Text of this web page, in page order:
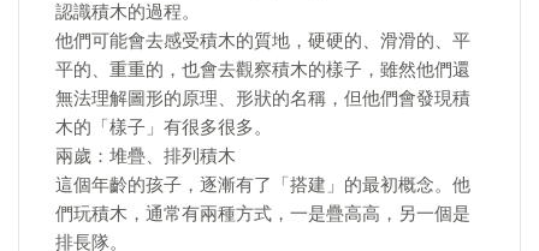
認識積木的過程。
他們可能會去感受積木的質地，硬硬的、滑滑的、平
平的、重重的，也會去觀察積木的樣子，雖然他們還
無法理解圖形的原理、形狀的名稱，但他們會發現積
木的「樣子」有很多很多。
兩歲：堆疊、排列積木
這個年齡的孩子，逐漸有了「搭建」的最初概念。他
們玩積木，通常有兩種方式，一是疊高高，另一個是
排長隊。